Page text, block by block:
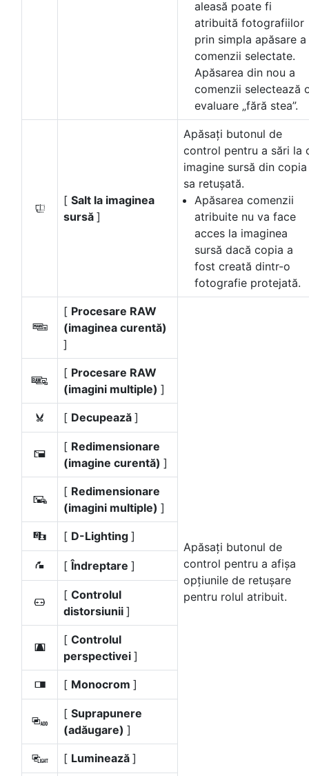
aleasă poate fi
atribuită fotografiilor
prin simpla apăsare a
comenzii selectate.
Apăsarea din nou a
comenzii selectează
evaluare „fără stea”.
Y
[ Salt la imaginea
sursă ]
Apăsați butonul de
control pentru a sări la
imagine sursă din copia
sa retușată.
Apăsarea comenzii
atribuite nu va face
acces la imaginea
sursă dacă copia a
fost creată dintr-o
fotografie protejată.
7
[ Procesare RAW
(imaginea curentă)
]
Apăsați butonul de
control pentru a afișa
opțiunile de retușare
pentru rolul atribuit.
e
[ Procesare RAW
(imagini multiple) ]
k [ Decupează ]
8
[ Redimensionare
(imagine curentă) ]
f
[ Redimensionare
(imagini multiple) ]
i [ D-Lighting ]
Z [Îndreptare ]
a
[ Controlul
distorsiunii ]
e
[ Controlul
perspectivei ]
l [ Monocrom ]
g
[ Suprapunere
(adăugare) ]
h [ Luminează ]